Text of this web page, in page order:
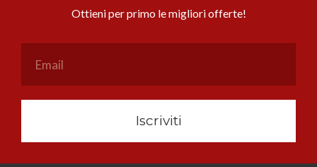
Ottieni per primo le migliori offerte!
Iscriviti